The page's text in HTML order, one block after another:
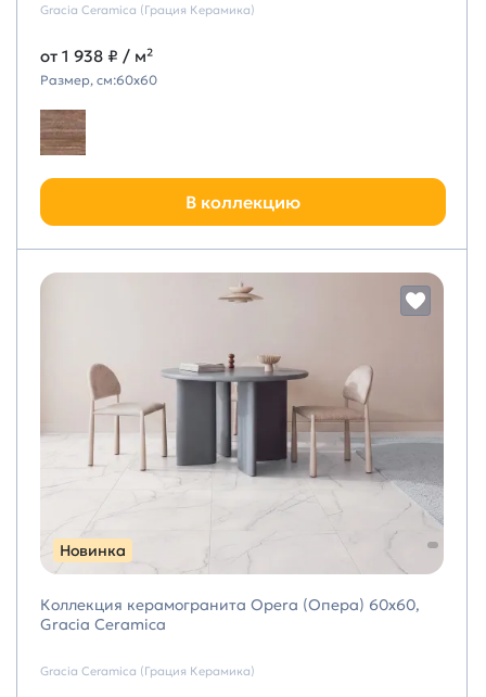
Gracia Ceramica (Грация Керамика)
от 1 938 ₽ / м²
Размер, см:60х60
В коллекцию
Новинка
Коллекция керамогранита Opera (Опера) 60х60,
Gracia Ceramica
Gracia Ceramica (Грация Керамика)